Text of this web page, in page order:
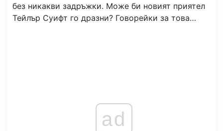
без никакви задръжки. Може би новият приятел
Тейлър Суифт го дразни? Говорейки за това…
ad